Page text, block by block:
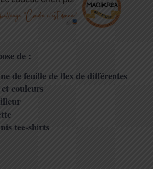
de :
de feuille de flex de différentes
couleurs
tee-shirts